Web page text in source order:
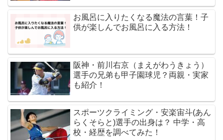
お風呂に入りたくなる魔法の言葉！子
供が楽しんでお風呂に入る方法！
阪神・前川右京（まえがわうきょう）
選手の兄弟も甲子園球児？両親・実家
も紹介！
スポーツクライミング・安楽宙斗(あん
らくそらと)選手の出身は？ 中学・高
校・経歴を調べてみた！